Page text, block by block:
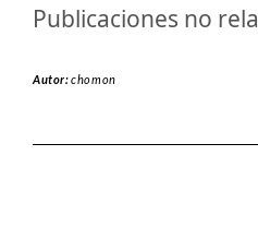
Publicaciones no
Autor:chomon